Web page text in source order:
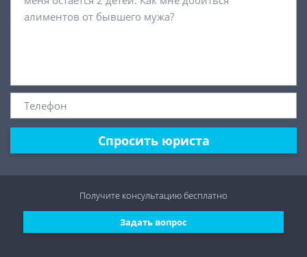
Спросить юриста
Задать вопрос
Получите консультациюбесплатно